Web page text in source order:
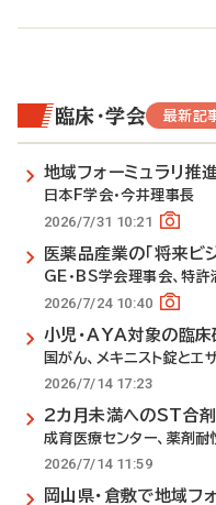
臨床・学会 最新記
地域フォーミュラリ推
日本F学会・今井理事長
2026/7/31 10:21
医薬品産業の「将来ビ
GE・BS学会理事会、特
2026/7/24 10:40
小児・AYA対象の臨
国がん、メキニスト錠とエ
2026/7/14 17:23
2カ月未満へのST合剤
成育医療センター、薬剤
2026/7/14 11:59
岡山県・倉敷で地域フ